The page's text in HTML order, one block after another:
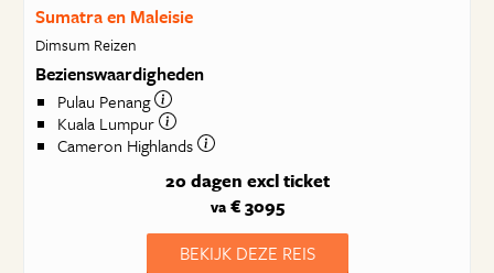
Sumatra en Maleisie
Dimsum Reizen
Bezienswaardigheden
Pulau Penang
Kuala Lumpur
Cameron Highlands
20 dagen excl ticket
va€ 3095
BEKIJK DEZE REIS